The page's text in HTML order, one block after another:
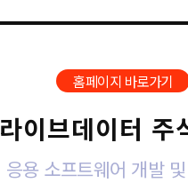
홈페이지 바로가기
라이브데이터 주
응용 소프트웨어 개발